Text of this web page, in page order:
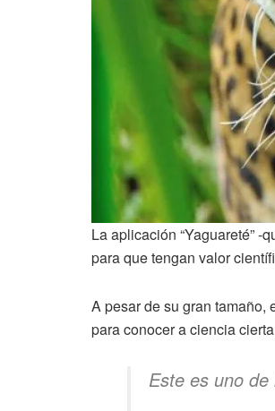
La aplicación “Yaguareté”
para que tengan valor
A pesar de su gran tamaño,
para conocer a ciencia
Este es uno